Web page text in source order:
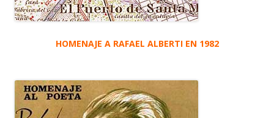
HOMENAJE A RAFAEL ALBERTI EN 1982